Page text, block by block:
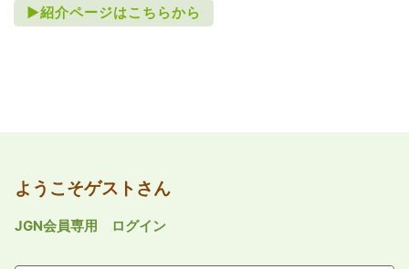
►紹介ページはこちらから
ようこそゲストさん
JGN会員専用 ログイン